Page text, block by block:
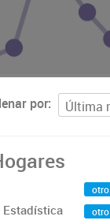
por
Estadística
otro
otro